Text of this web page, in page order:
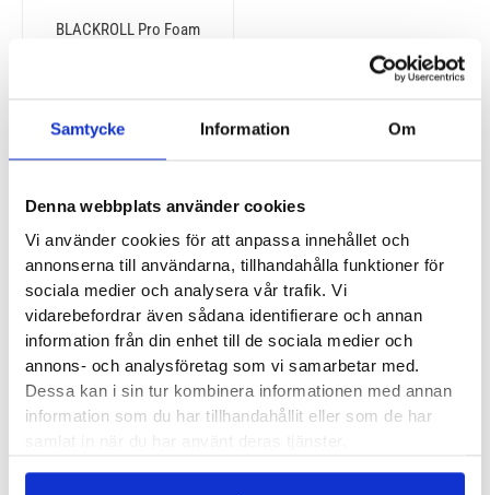
Samtycke Information Om
Denna webbplats använder cookies
Vi använder cookies för att anpassa innehållet och
annonserna till användarna, tillhandahålla funktioner för
sociala medier och analysera vår trafik. Vi
vidarebefordrar även sådana identifierare och annan
information från din enhet till de sociala medier och
annons- och analysföretag som vi samarbetar med.
Dessa kan i sin tur kombinera informationen med annan
information som du har tillhandahållit eller som de har
BLACKROLL Pro Foam
450kr
Olika varianter av foam rollers
Foam rollers kommer i en uppsjö av modeller och
varianter. Långa, korta, mjuka, hårda, taggiga,
bollformade etc. Vilken du ska ha beror på vilka
egenskaper du vill ha ut av din foam roller och till vilken
del av kroppen du tänkt använda den. De mest allsidiga
modellerna är cirka 45 - 50 centimeter långa, de kan du
köra rehab och att träna med.